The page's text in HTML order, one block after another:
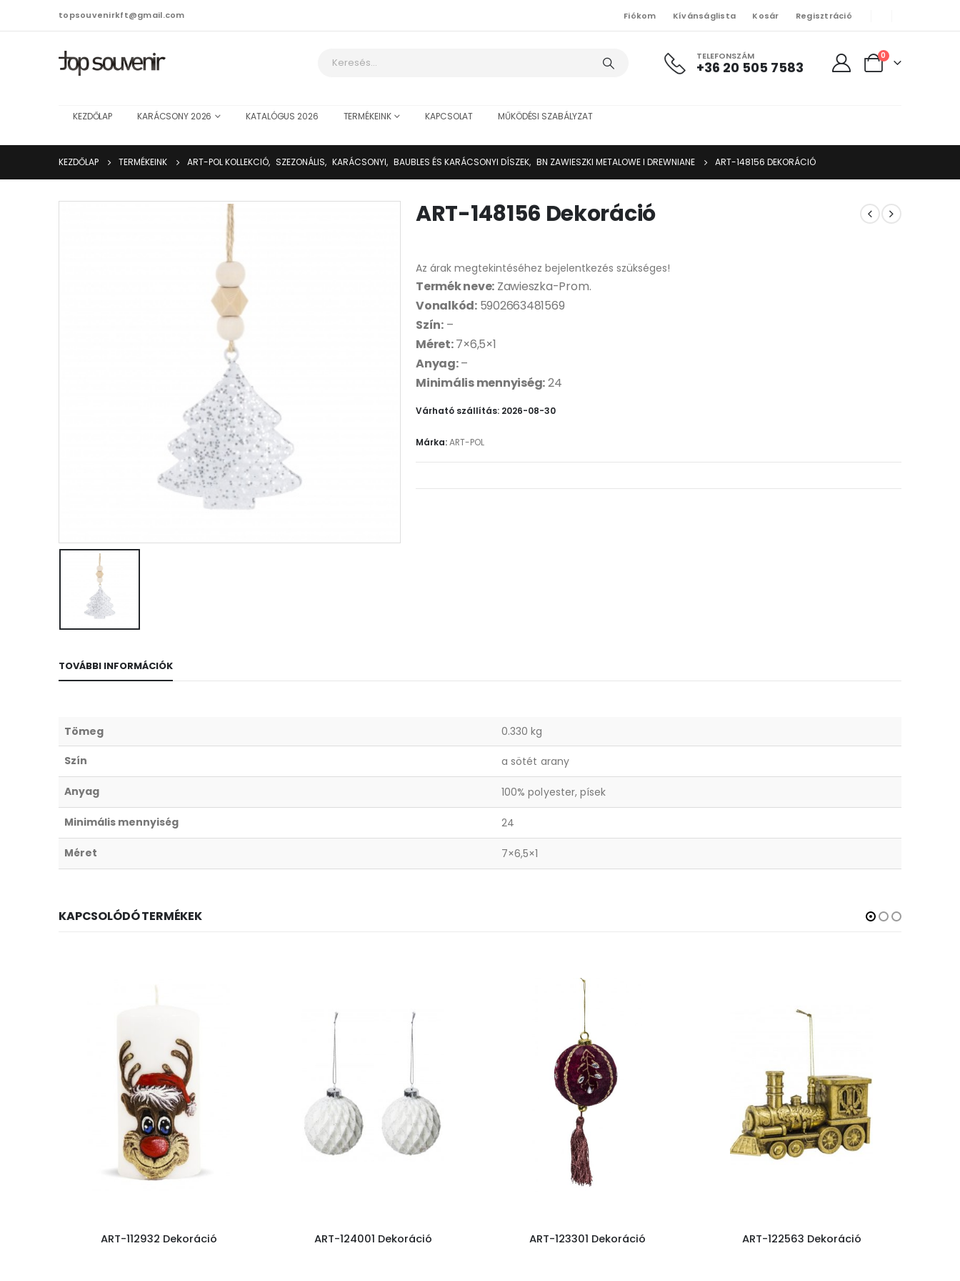
topsouvenirkft@gmail.com Fiókom Kívánságlista Kosár Regisztráció
TELEFONSZÁM
+36 20 505 7583
0
KEZDŐLAP KARÁCSONY 2026 KATALÓGUS 2026 TERMÉKEINK KAPCSOLAT MŰKÖDÉSI SZABÁLYZAT
KEZDŐLAP TERMÉKEINK ART-POL KOLLEKCIÓ, SZEZONÁLIS, KARÁCSONYI, BAUBLES ÉS KARÁCSONYI DÍSZEK, BN ZAWIESZKI METALOWE I DREWNIANE ART-148156 DEKORÁCIÓ
ART-148156 Dekoráció
Az árak megtekintéséhez bejelentkezés szükséges!
Termék neve: Zawieszka-Prom.
Vonalkód:5902663481569
Szín:–
Méret:7×6,5×1
Anyag:–
Minimális mennyiség:24
Várható szállítás: 2026-08-30
Márka:ART-POL
TOVÁBBI INFORMÁCIÓK
Tömeg 0.330 kg
Szín a sötét arany
Anyag 100% polyester, písek
Minimális mennyiség 24
Méret 7×6,5×1
KAPCSOLÓDÓ TERMÉKEK
ART-112932 Dekoráció ART-124001 Dekoráció ART-123301 Dekoráció ART-122563 Dekoráció